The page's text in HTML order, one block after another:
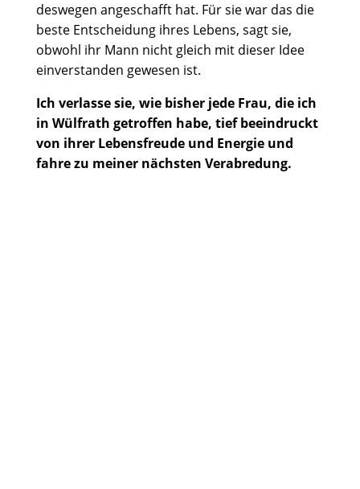
deswegen angeschafft hat. Für sie war das die
beste Entscheidung ihres Lebens, sagt sie,
obwohl ihr Mann nicht gleich mit dieser Idee
einverstanden gewesen ist.
Ich verlasse sie, wie bisher jede Frau, die ich
in Wülfrath getroffen habe, tief beeindruckt
von ihrer Lebensfreude und Energie und
fahre zu meiner nächsten Verabredung.